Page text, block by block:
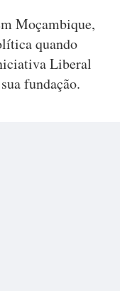
Moçambique,
quando
Liberal
fundação.